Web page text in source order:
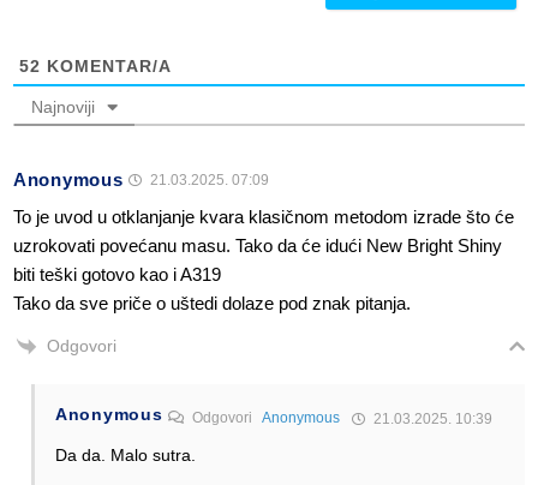
52 KOMENTAR/A
Najnoviji
Anonymous 21.03.2025. 07:09
To je uvod u otklanjanje kvara klasičnom metodom izrade što će
uzrokovati povećanu masu. Tako da će idući New Bright Shiny
biti teški gotovo kao i A319
Tako da sve priče o uštedi dolaze pod znak pitanja.
Odgovori
Anonymous OdgovoriAnonymous 21.03.2025. 10:39
Da da. Malo sutra.